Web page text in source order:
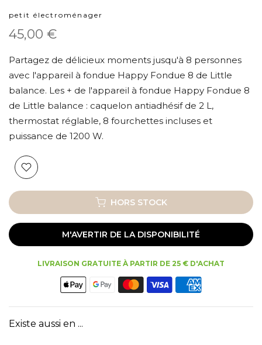
petit électroménager
45,00 €
Partagez de délicieux moments jusqu'à 8 personnes
avec l'appareil à fondue Happy Fondue 8 de Little
balance. Les + de l'appareil à fondue Happy Fondue 8
de Little balance : caquelon antiadhésif de 2 L,
thermostat réglable, 8 fourchettes incluses et
puissance de 1200 W.
HORS STOCK
M'AVERTIR DE LA DISPONIBILITÉ
LIVRAISON GRATUITE À PARTIR DE 25 € D'ACHAT
Existe aussi en ...